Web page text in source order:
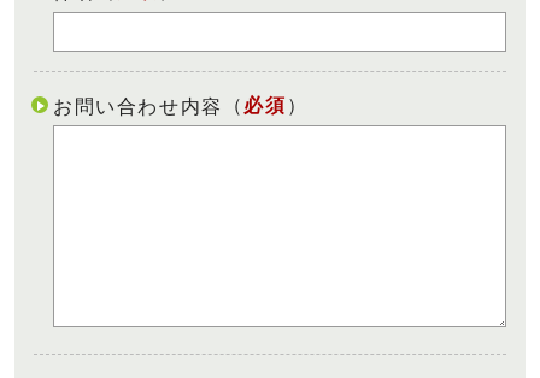
お問い合わせ内容 （ 必須 ）